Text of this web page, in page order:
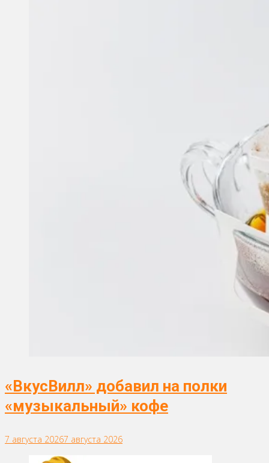
«ВкусВилл» добавил на полки
«музыкальный» кофе
7 августа 20267 августа 2026